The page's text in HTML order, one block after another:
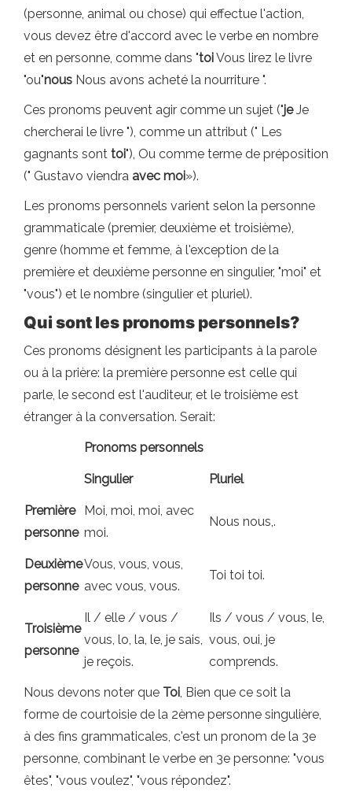
(personne, animal ou chose) qui effectue l'action,
vous devez être d'accord avec le verbe en nombre
et en personne, comme dans "toiVous lirez le livre
"ou"nous Nous avons acheté la nourriture ".
Ces pronoms peuvent agir comme un sujet ("jeJe
chercherai le livre "), comme un attribut (" Les
gagnants sont toi"), Ou comme terme de préposition
(" Gustavo viendra avec moi»).
Les pronoms personnels varient selon la personne
grammaticale (premier, deuxième et troisième),
genre (homme et femme, à l'exception de la
première et deuxième personne en singulier, "moi" et
"vous") et le nombre (singulier et pluriel).
Qui sont les pronoms personnels?
Ces pronoms désignent les participants à la parole
ou à la prière: la première personne est celle qui
parle, le second est l'auditeur, et le troisième est
étranger à la conversation. Serait:
Pronoms personnels
Singulier Pluriel
Première
personne
Moi, moi, moi, avec
moi.
Nous nous,.
Deuxième
personne
Vous, vous, vous,
avec vous, vous.
Toi toi toi.
Troisième
personne
Il / elle / vous /
vous, lo, la, le, je sais,
je reçois.
Ils / vous / vous, le,
vous, oui, je
comprends.
Nous devons noter que Toi , Bien que ce soit la
forme de courtoisie de la 2ème personne singulière,
à des fins grammaticales, c'est un pronom de la 3e
personne, combinant le verbe en 3e personne: "vous
êtes", "vous voulez", "vous répondez".